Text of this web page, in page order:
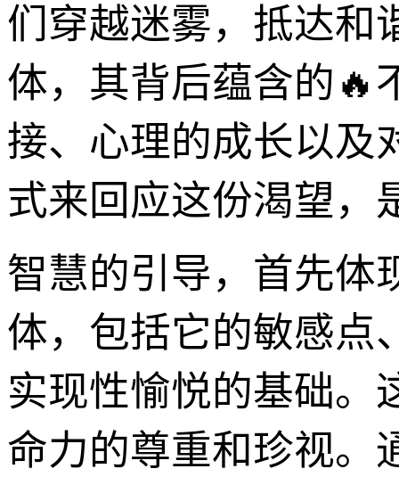
们穿越迷雾，抵达和
体，其背后蕴含的🔥
接、心理的成长以及
式来回应这份渴望，
智慧的引导，首先体
体，包括它的敏感点
实现性愉悦的基础。
命力的尊重和珍视。